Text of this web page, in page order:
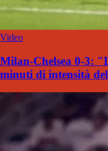
Video
Milan-Chelsea 0-3:
minuti di intensità